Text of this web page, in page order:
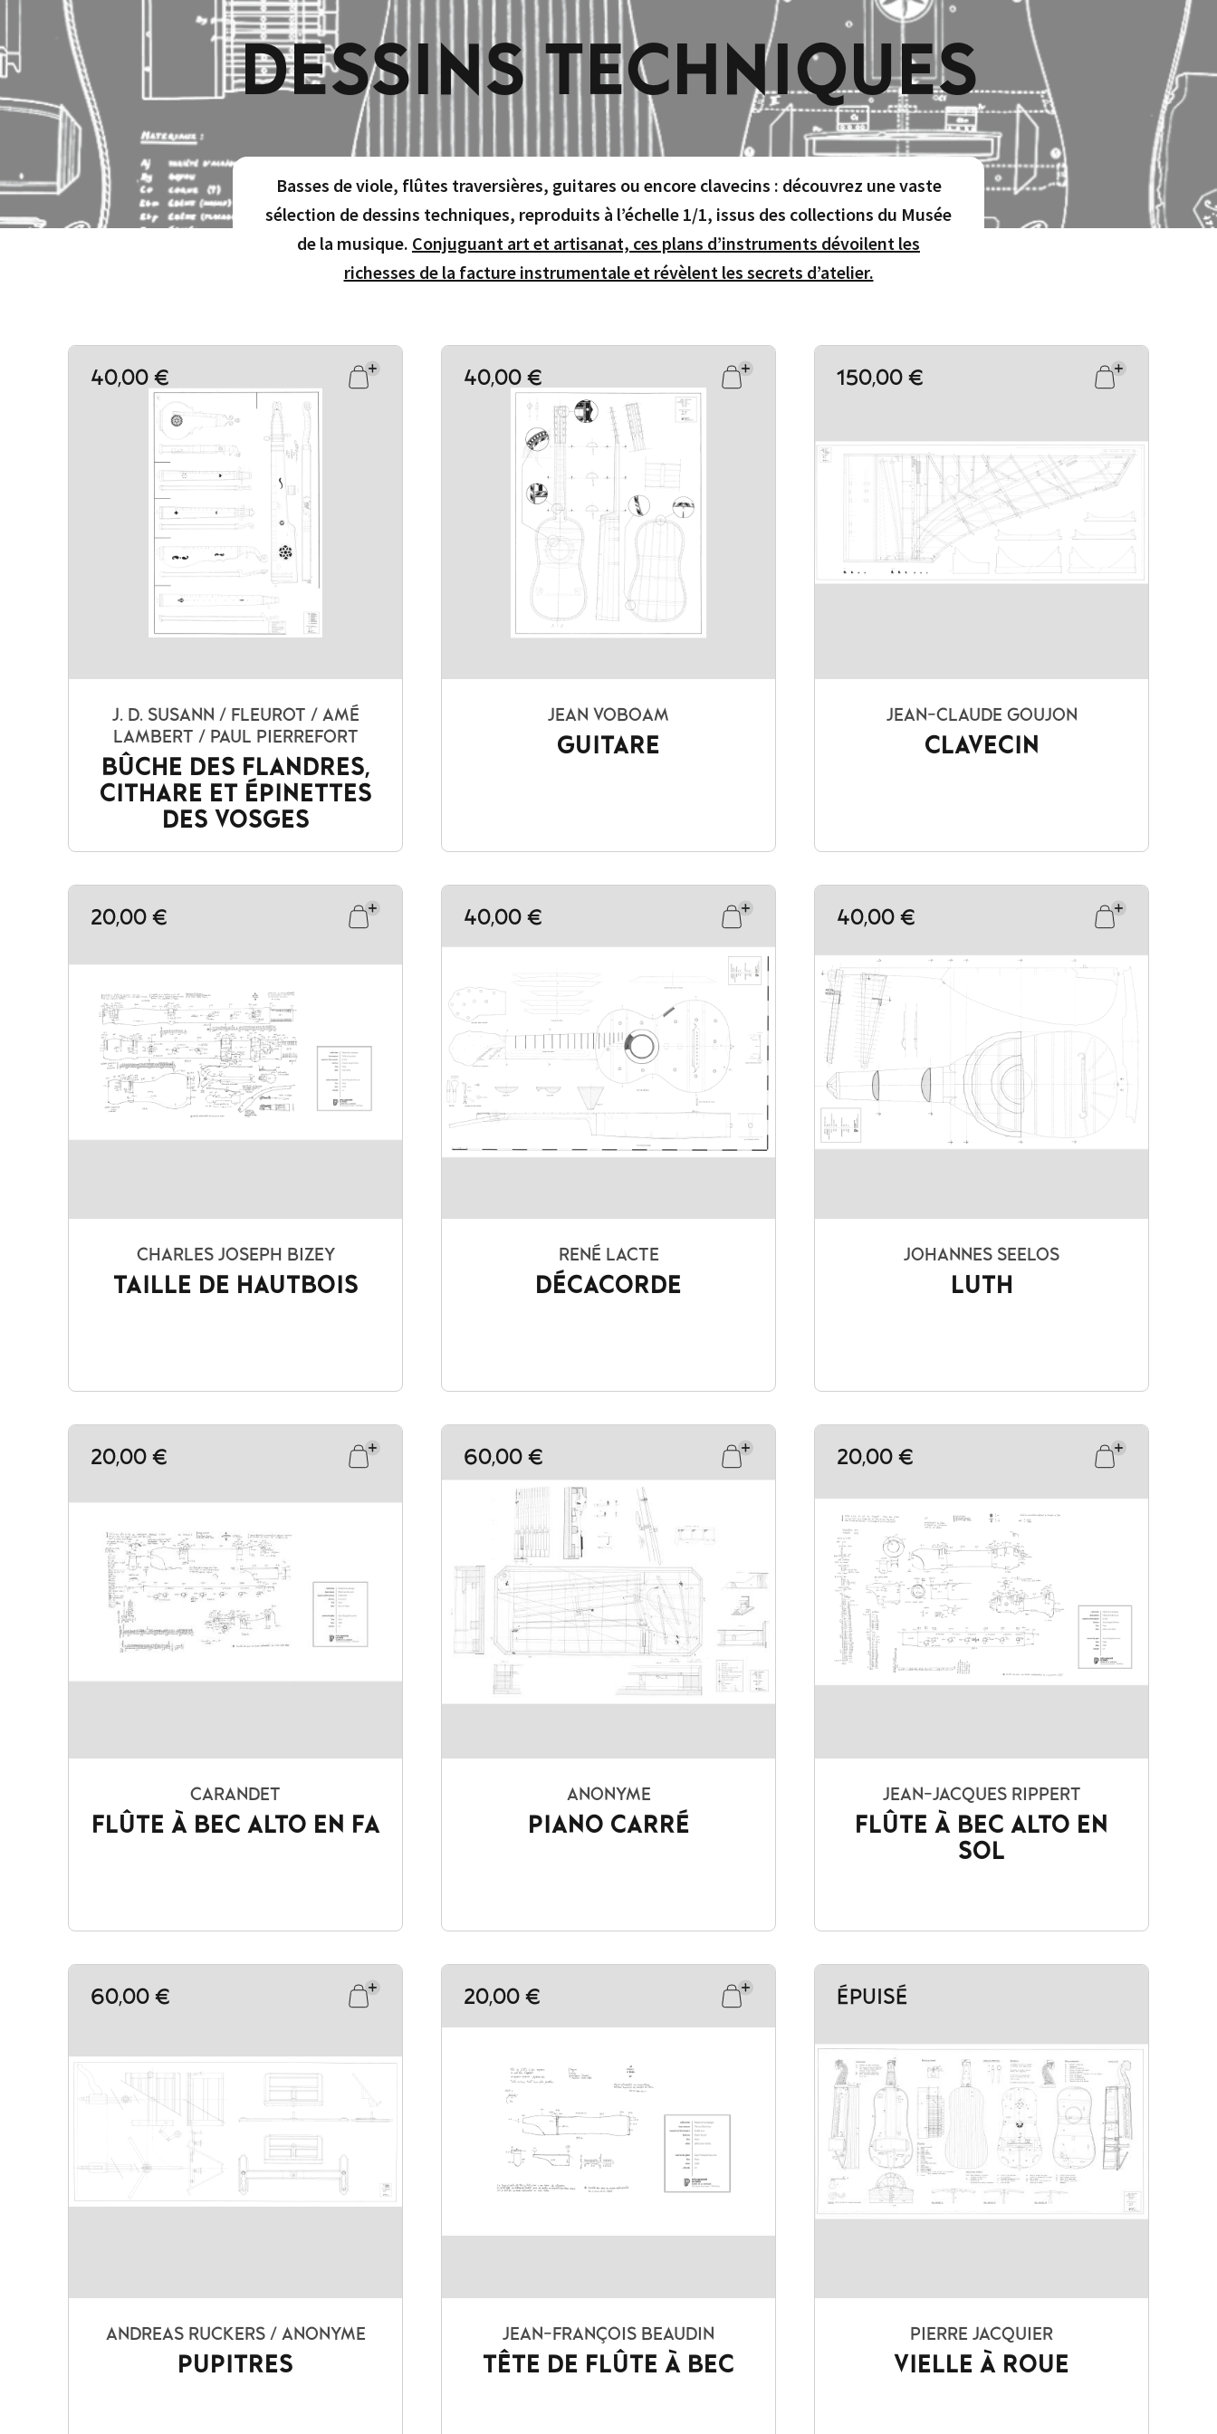
DESSINS TECHNIQUES
Basses de viole, flûtes traversières, guitares ou encore clavecins : découvrez une vaste
sélection de dessins techniques, reproduits à l’échelle 1/1, issus des collections du Musée
de la musique. Conjuguant art et artisanat, ces plans d’instruments dévoilent les
richesses de la facture instrumentale et révèlent les secrets d’atelier.
40,00 €
J. D. SUSANN / FLEUROT / AMÉ
LAMBERT / PAUL PIERREFORT
BÛCHE DES FLANDRES,
CITHARE ET ÉPINETTES
DES VOSGES
40,00 €
JEAN VOBOAM
GUITARE
150,00 €
JEAN-CLAUDE GOUJON
CLAVECIN
20,00 €
CHARLES JOSEPH BIZEY
TAILLE DE HAUTBOIS
40,00 €
RENÉ LACTE
DÉCACORDE
40,00 €
JOHANNES SEELOS
LUTH
20,00 €
CARANDET
FLÛTE À BEC ALTO EN FA
60,00 €
ANONYME
PIANO CARRÉ
20,00 €
JEAN-JACQUES RIPPERT
FLÛTE À BEC ALTO EN
SOL
60,00 €
ANDREAS RUCKERS / ANONYME
PUPITRES
20,00 €
JEAN-FRANÇOIS BEAUDIN
TÊTE DE FLÛTE À BEC
ÉPUISÉ
PIERRE JACQUIER
VIELLE À ROUE